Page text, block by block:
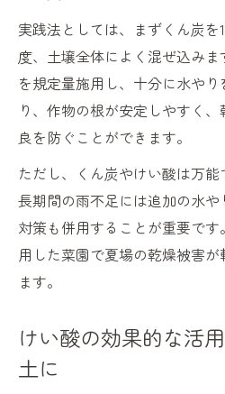
実践法としては、まずくん炭を
度、土壌全体によく混ぜ込み
を規定量施用し、十分に水や
り、作物の根が安定しやすく
良を防ぐことができます。
ただし、くん炭やけい酸は万
長期間の雨不足には追加の水
対策も併用することが重要で
用した菜園で夏場の乾燥被害
ます。
けい酸の効果的な活
土に